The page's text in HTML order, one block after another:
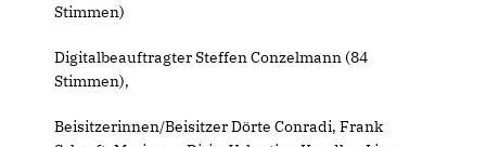
Stimmen)
Digitalbeauftragter Steffen Conzelmann (84
Stimmen),
Beisitzerinnen/Beisitzer Dörte Conradi, Frank